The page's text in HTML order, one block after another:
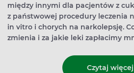
między innymi dla pacjentów z
z państwowej procedury leczenia
in vitro i chorych na narkolepsję.
zmienia i za jakie leki zapłacimy
Czytaj więcej